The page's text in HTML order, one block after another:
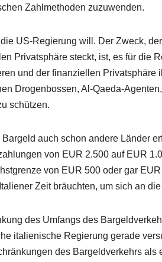
Zahlmethoden zuzuwenden.
US-Regierung will. Der Zweck,
Privatsphäre steckt, ist, es für die
und der finanziellen Privatsphäre
Drogenbossen, Al-Qaeda-
schützen.
auch schon andere Länder
von EUR 2.500 auf EUR
von EUR 500 oder gar
Zeit bräuchten, um sich an
des Umfangs des
italienische Regierung gerade
des Bargeldverkehrs als